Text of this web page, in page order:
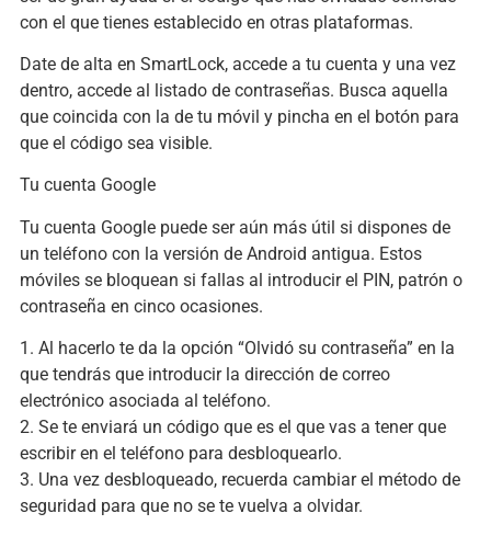
con el que tienes establecido en otras plataformas.
Date de alta en SmartLock, accede a tu cuenta y una vez
dentro, accede al listado de contraseñas. Busca aquella
que coincida con la de tu móvil y pincha en el botón para
que el código sea visible.
Tu cuenta Google
Tu cuenta Google puede ser aún más útil si dispones de
un teléfono con la versión de Android antigua. Estos
móviles se bloquean si fallas al introducir el PIN, patrón o
contraseña en cinco ocasiones.
1. Al hacerlo te da la opción “Olvidó su contraseña” en la
que tendrás que introducir la dirección de correo
electrónico asociada al teléfono.
2. Se te enviará un código que es el que vas a tener que
escribir en el teléfono para desbloquearlo.
3. Una vez desbloqueado, recuerda cambiar el método de
seguridad para que no se te vuelva a olvidar.